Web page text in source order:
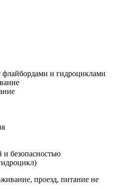
флайбордами и гидроциклами
и безопасностью
проезд, питание не